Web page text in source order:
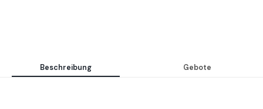
Beschreibung Gebote